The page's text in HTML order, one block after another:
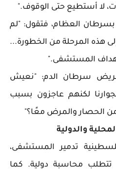
لا أستطيع حتى الوقوف."
بسرطان العظام، فتقول: "لم
هذه المرحلة من الخطورة...
المستشفى."
سرطان الدم: "نعيش
بجوارنا لكنهم عاجزون بسبب
الحصار والمرض معًا؟"
والدولية
تدمير المستشفى،
محاسبة دولية. كما